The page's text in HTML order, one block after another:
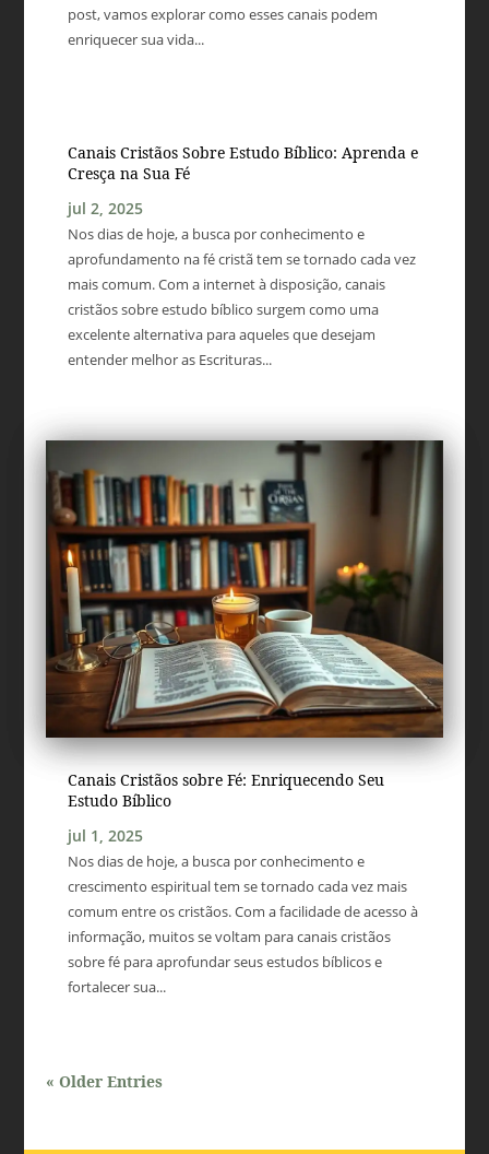
post, vamos explorar como esses canais podem
enriquecer sua vida...
Canais Cristãos Sobre Estudo Bíblico: Aprenda e
Cresça na Sua Fé
jul 2, 2025
Nos dias de hoje, a busca por conhecimento e
aprofundamento na fé cristã tem se tornado cada vez
mais comum. Com a internet à disposição, canais
cristãos sobre estudo bíblico surgem como uma
excelente alternativa para aqueles que desejam
entender melhor as Escrituras...
Canais Cristãos sobre Fé: Enriquecendo Seu
Estudo Bíblico
jul 1, 2025
Nos dias de hoje, a busca por conhecimento e
crescimento espiritual tem se tornado cada vez mais
comum entre os cristãos. Com a facilidade de acesso à
informação, muitos se voltam para canais cristãos
sobre fé para aprofundar seus estudos bíblicos e
fortalecer sua...
« Older Entries